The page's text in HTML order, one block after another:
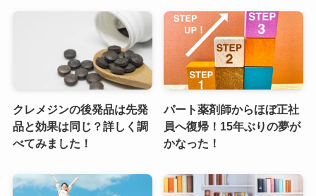
クレメジンの後発品は先発
品と効果は同じ？詳しく調
べてみました！
パート薬剤師からほぼ正社
員へ復帰！15年ぶりの夢が
かなった！